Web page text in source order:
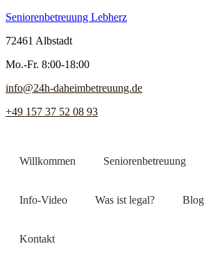
Seniorenbetreuung Lebherz
72461 Albstadt
Mo.-Fr. 8:00-18:00
info@24h-daheimbetreuung.de
+49 157 37 52 08 93
Willkommen Seniorenbetreuung
Info-Video Was ist legal? Blog
Kontakt